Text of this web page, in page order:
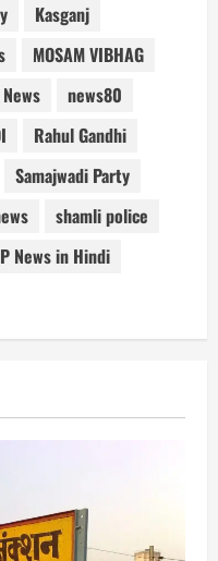
Kasganj
MOSAM VIBHAG
news80
Rahul Gandhi
Samajwadi Party
shamli police
News in Hindi